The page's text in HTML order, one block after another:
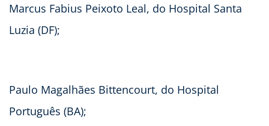
Marcus Fabius Peixoto Leal, do Hospital Santa
Luzia (DF);
Paulo Magalhães Bittencourt, do Hospital
Português (BA);